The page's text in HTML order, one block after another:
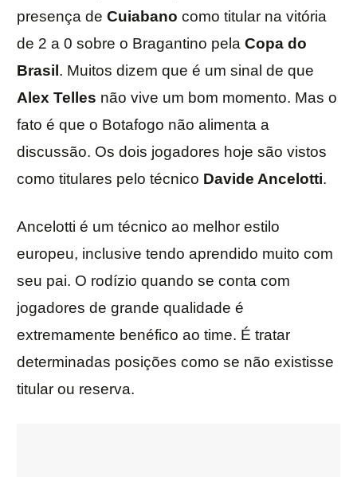
presença de Cuiabano como titular na vitória
de 2 a 0 sobre o Bragantino pela Copa do
Brasil . Muitos dizem que é um sinal de que
Alex Telles não vive um bom momento. Mas o
fato é que o Botafogo não alimenta a
discussão. Os dois jogadores hoje são vistos
como titulares pelo técnico Davide Ancelotti.
Ancelotti é um técnico ao melhor estilo
europeu, inclusive tendo aprendido muito com
seu pai. O rodízio quando se conta com
jogadores de grande qualidade é
extremamente benéfico ao time. É tratar
determinadas posições como se não existisse
titular ou reserva.